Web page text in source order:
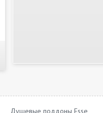
Душевые поддоны Esse